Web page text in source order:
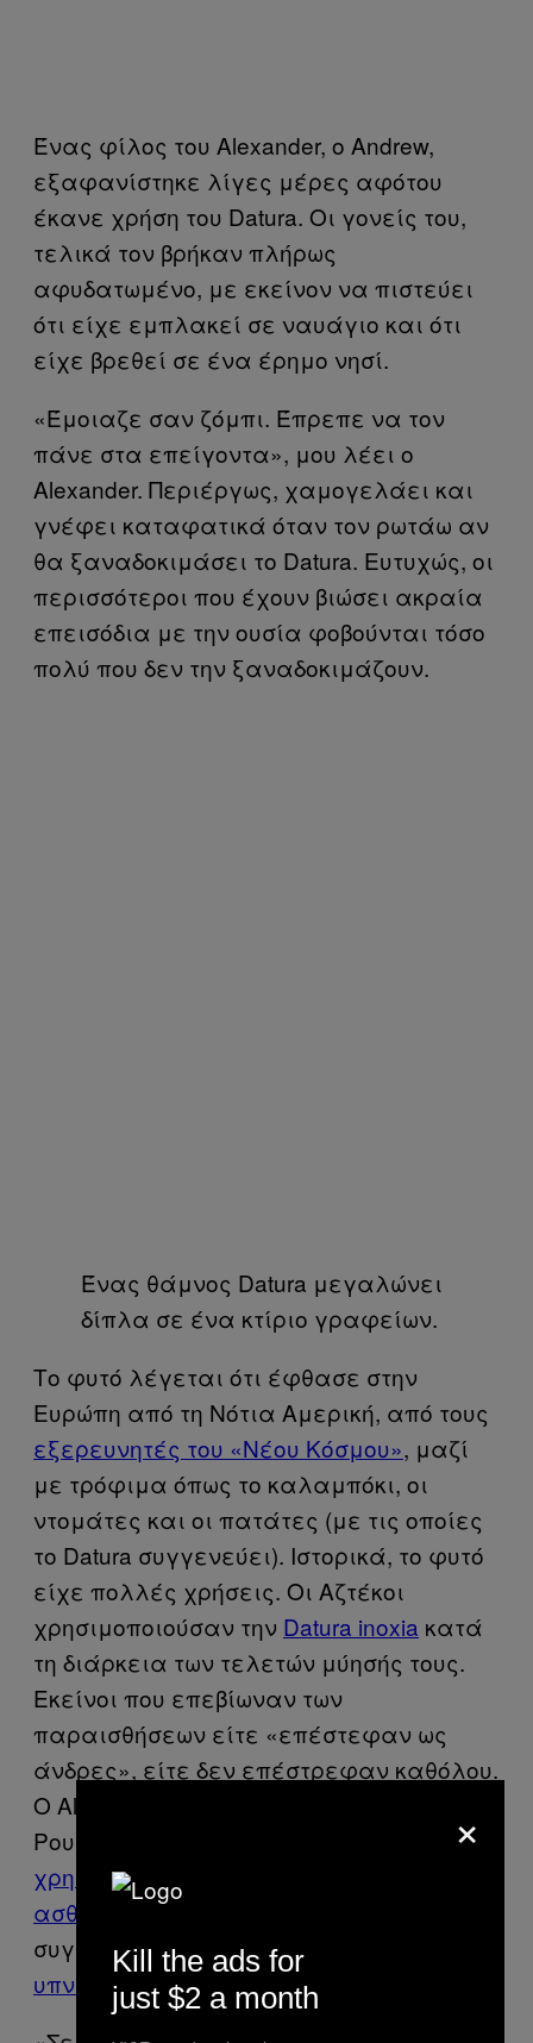
Ένας φίλος του Alexander, ο Andrew,
εξαφανίστηκε λίγες μέρες αφότου
έκανε χρήση του Datura. Οι γονείς του,
τελικά τον βρήκαν πλήρως
αφυδατωμένο, με εκείνον να πιστεύει
ότι είχε εμπλακεί σε ναυάγιο και ότι
είχε βρεθεί σε ένα έρημο νησί.
«Έμοιαζε σαν ζόμπι. Έπρεπε να τον
πάνε στα επείγοντα», μου λέει ο
Alexander. Περιέργως, χαμογελάει και
γνέφει καταφατικά όταν τον ρωτάω αν
θα ξαναδοκιμάσει το Datura. Ευτυχώς, οι
περισσότεροι που έχουν βιώσει ακραία
επεισόδια με την ουσία φοβούνται τόσο
πολύ που δεν την ξαναδοκιμάζουν.
Ένας θάμνος Datura μεγαλώνει
δίπλα σε ένα κτίριο γραφείων.
Το φυτό λέγεται ότι έφθασε στην
Ευρώπη από τη Νότια Αμερική, από τους
εξερευνητές του «Νέου Κόσμου», μαζί
με τρόφιμα όπως το καλαμπόκι, οι
ντομάτες και οι πατάτες (με τις οποίες
το Datura συγγενεύει). Ιστορικά, το φυτό
είχε πολλές χρήσεις. Οι Αζτέκοι
χρησιμοποιούσαν την Datura inoxia κατά
τη διάρκεια των τελετών μύησής τους.
Εκείνοι που επεβίωναν των
παραισθήσεων είτε «επέστεφαν ως
άνδρες», είτε δεν επέστρεφαν καθόλου.
Ο Alexander Sutu, ένας διάσημος
Ρουμάνος ψυχίατρος του 19ου αιώνα,το
χρησιμοποιούσε για να ηρεμεί τους
ασθενείς τους
συγγραφείςτο χρησιμοποιούσαν ως
υπνωτικό
×
Kill the ads for
just $2 a month